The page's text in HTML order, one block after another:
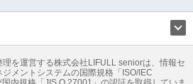
。ゴミ屋敷になってしまう方は高齢で体力的に
部屋を埋めつくす大量のゴミを自力で片付ける
ください。
ーム 地方創生 ママの就労支援
グ 遺品整理 老後の暮らし情報
理を運営する株式会社LIFULL seniorは、情報セ
ジメントシステムの国際規格「ISO/IEC